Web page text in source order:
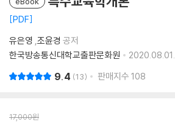
PDF
유은영 ,조윤경 공저
한국방송통신대학교출판문화원
2020.08.01.
9.4 13 판매지수 108
17,000원